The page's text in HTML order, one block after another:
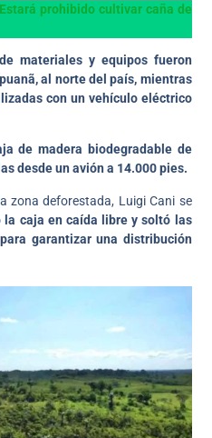
Estará prohibido cultivar caña de
materiales y equipos fueron
al norte del país, mientras
con un vehículo eléctrico
de madera biodegradable de
desde un avión a 14.000 pies.
zona deforestada, Luigi Cani se
la caja en caída libre y soltó las
garantizar una distribución